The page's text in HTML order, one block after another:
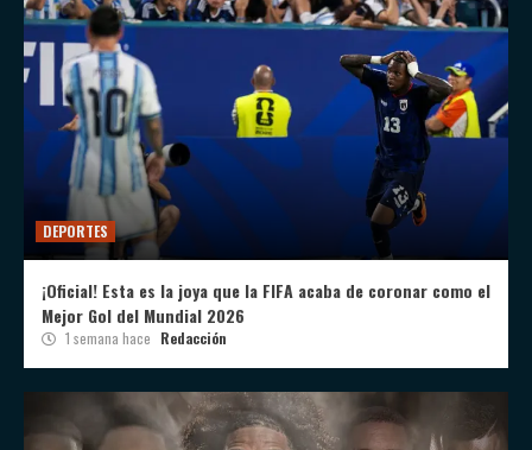
DEPORTES
¡Oficial! Esta es la joya que la FIFA acaba de coronar como el
Mejor Gol del Mundial 2026
1 semana hace Redacción